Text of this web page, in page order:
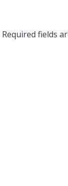
Required fields